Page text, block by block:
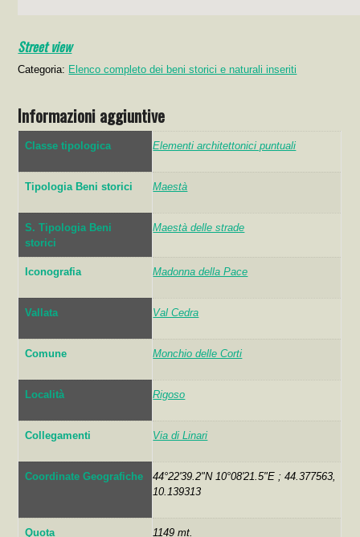
Street view
Categoria: Elenco completo dei beni storici e naturali inseriti
Informazioni aggiuntive
Classe tipologica Elementi architettonici puntuali
Tipologia Beni storici Maestà
S. Tipologia Beni
storici
Maestà delle strade
Iconografia Madonna della Pace
Vallata Val Cedra
Comune Monchio delle Corti
Località Rigoso
Collegamenti Via di Linari
Coordinate Geografiche
44°22'39.2"N 10°08'21.5"E ; 44.377563,
10.139313
Quota 1149 mt.